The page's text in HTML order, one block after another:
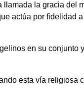
la gracia del
actúa por fidelidad
en su conjunto
esta vía religiosa